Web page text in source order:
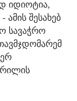
იდიოტია,
შესახებ
სავაჭრო